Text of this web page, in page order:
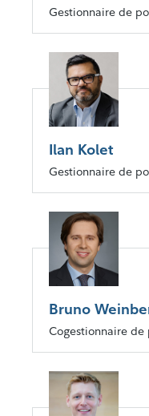
Gestionnaire de
Ilan Kolet
Gestionnaire de
Bruno
Cogestionnaire